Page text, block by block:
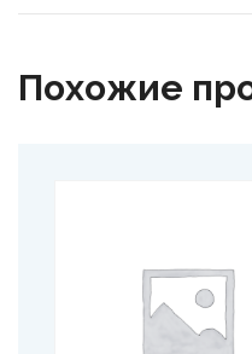
Похожие